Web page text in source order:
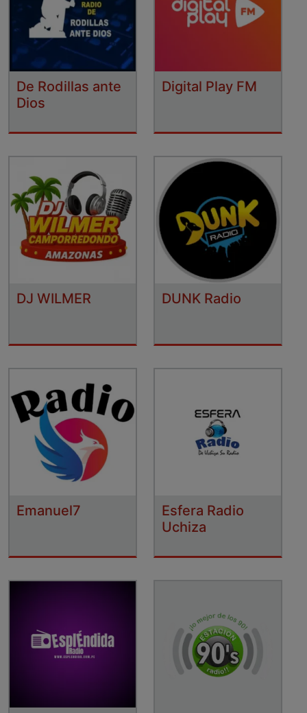
De Rodillas ante
Dios
Digital Play FM
DJ WILMER DUNK Radio
Emanuel7
Esfera Radio
Uchiza